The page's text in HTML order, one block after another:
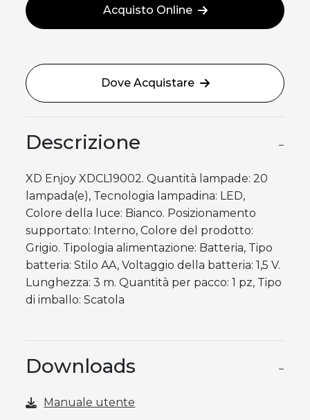
Acquisto Online
Dove Acquistare
Descrizione −
XD Enjoy XDCL19002. Quantità lampade: 20
lampada(e), Tecnologia lampadina: LED,
Colore della luce: Bianco. Posizionamento
supportato: Interno, Colore del prodotto:
Grigio. Tipologia alimentazione: Batteria, Tipo
batteria: Stilo AA, Voltaggio della batteria: 1,5 V.
Lunghezza: 3 m. Quantità per pacco: 1 pz, Tipo
di imballo: Scatola
Downloads −
Manuale utente